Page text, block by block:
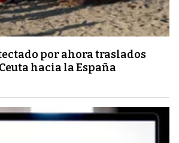
por ahora traslados
hacia la España